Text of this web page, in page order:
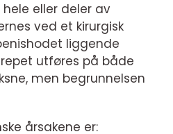
eller deler av
ved et kirurgisk
liggende
utføres på både
men begrunnelsen
årsakene er: